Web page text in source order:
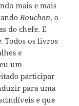
mais e mais
Bouchon, o
do chefe. E
. Todos os livros
e
um
participar
para uma
e que